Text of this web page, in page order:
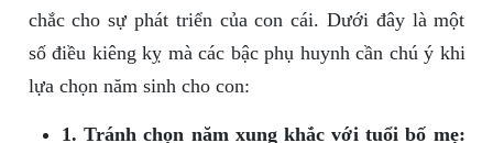
chắc cho sự phát triển của con cái. Dưới đây là một
số điều kiêng kỵ mà các bậc phụ huynh cần chú ý khi
lựa chọn năm sinh cho con:
1. Tránh chọn năm xung khắc với tuổi bố mẹ: